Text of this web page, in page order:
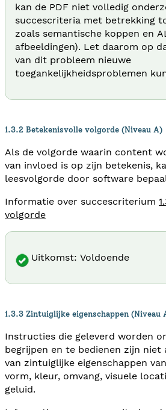
kan de PDF niet volledig
succescriteria met betrekking
zoals semantische koppen en
afbeeldingen). Let daarom op
van dit probleem nieuwe
toegankelijkheidsproblemen
1.3.2 Betekenisvolle volgorde (Niveau A)
Als de volgorde waarin content
van invloed is op zijn betekenis,
leesvolgorde door software
Informatie over succescriterium
volgorde
Uitkomst: Voldoende
1.3.3 Zintuiglijke eigenschappen (Niveau
Instructies die geleverd worden
begrijpen en te bedienen zijn niet
van zintuiglijke eigenschappen
vorm, kleur, omvang, visuele
geluid.